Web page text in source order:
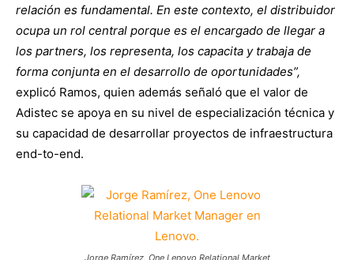
relación es fundamental. En este contexto, el distribuidor
ocupa un rol central porque es el encargado de llegar a
los partners, los representa, los capacita y trabaja de
forma conjunta en el desarrollo de oportunidades”,
explicó Ramos, quien además señaló que el valor de
Adistec se apoya en su nivel de especialización técnica y
su capacidad de desarrollar proyectos de infraestructura
end-to-end.
Jorge Ramírez, One Lenovo Relational Market